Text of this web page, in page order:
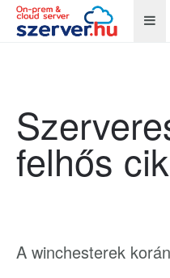
felhős
A winchesterek